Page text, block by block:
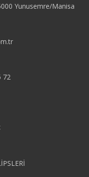
Yunusemre/Manisa
72